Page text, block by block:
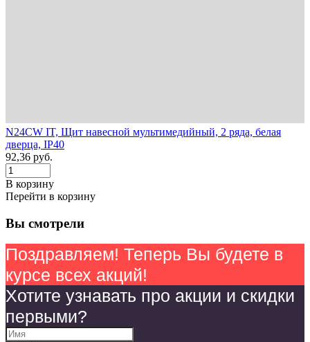
N24CW IT, Щит навесной мультимедийный, 2 ряда, белая
дверца, IP40
92,36 руб.
В корзину
Перейти в корзину
Вы смотрели
Поздравляем! Теперь Вы будете в
курсе всех акций!
Хотите узнавать про акции и скидки
первыми?